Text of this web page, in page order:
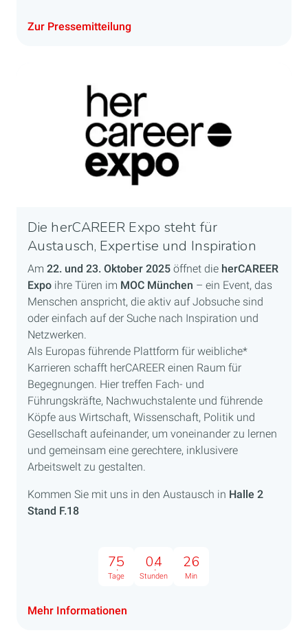
Zur Pressemitteilung
Die herCAREER Expo steht für
Austausch, Expertise und Inspiration
Am 22. und 23. Oktober 2025 öffnet die herCAREER
Expo ihre Türen im MOC München – ein Event, das
Menschen anspricht, die aktiv auf Jobsuche sind
oder einfach auf der Suche nach Inspiration und
Netzwerken.
Als Europas führende Plattform für weibliche*
Karrieren schafft herCAREER einen Raum für
Begegnungen. Hier treffen Fach- und
Führungskräfte, Nachwuchstalente und führende
Köpfe aus Wirtschaft, Wissenschaft, Politik und
Gesellschaft aufeinander, um voneinander zu lernen
und gemeinsam eine gerechtere, inklusivere
Arbeitswelt zu gestalten.
Kommen Sie mit uns in den Austausch in Halle 2
Stand F.18
75
Tage
04
Stunden
26
Min
Mehr Informationen